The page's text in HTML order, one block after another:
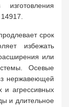
срок
избежать
или
Осевые
нержавеющей
и агрессивных
и длительное